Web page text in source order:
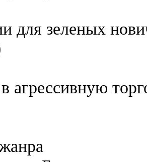
для зеленых
агрессивную